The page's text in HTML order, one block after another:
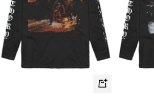
Schnellansicht